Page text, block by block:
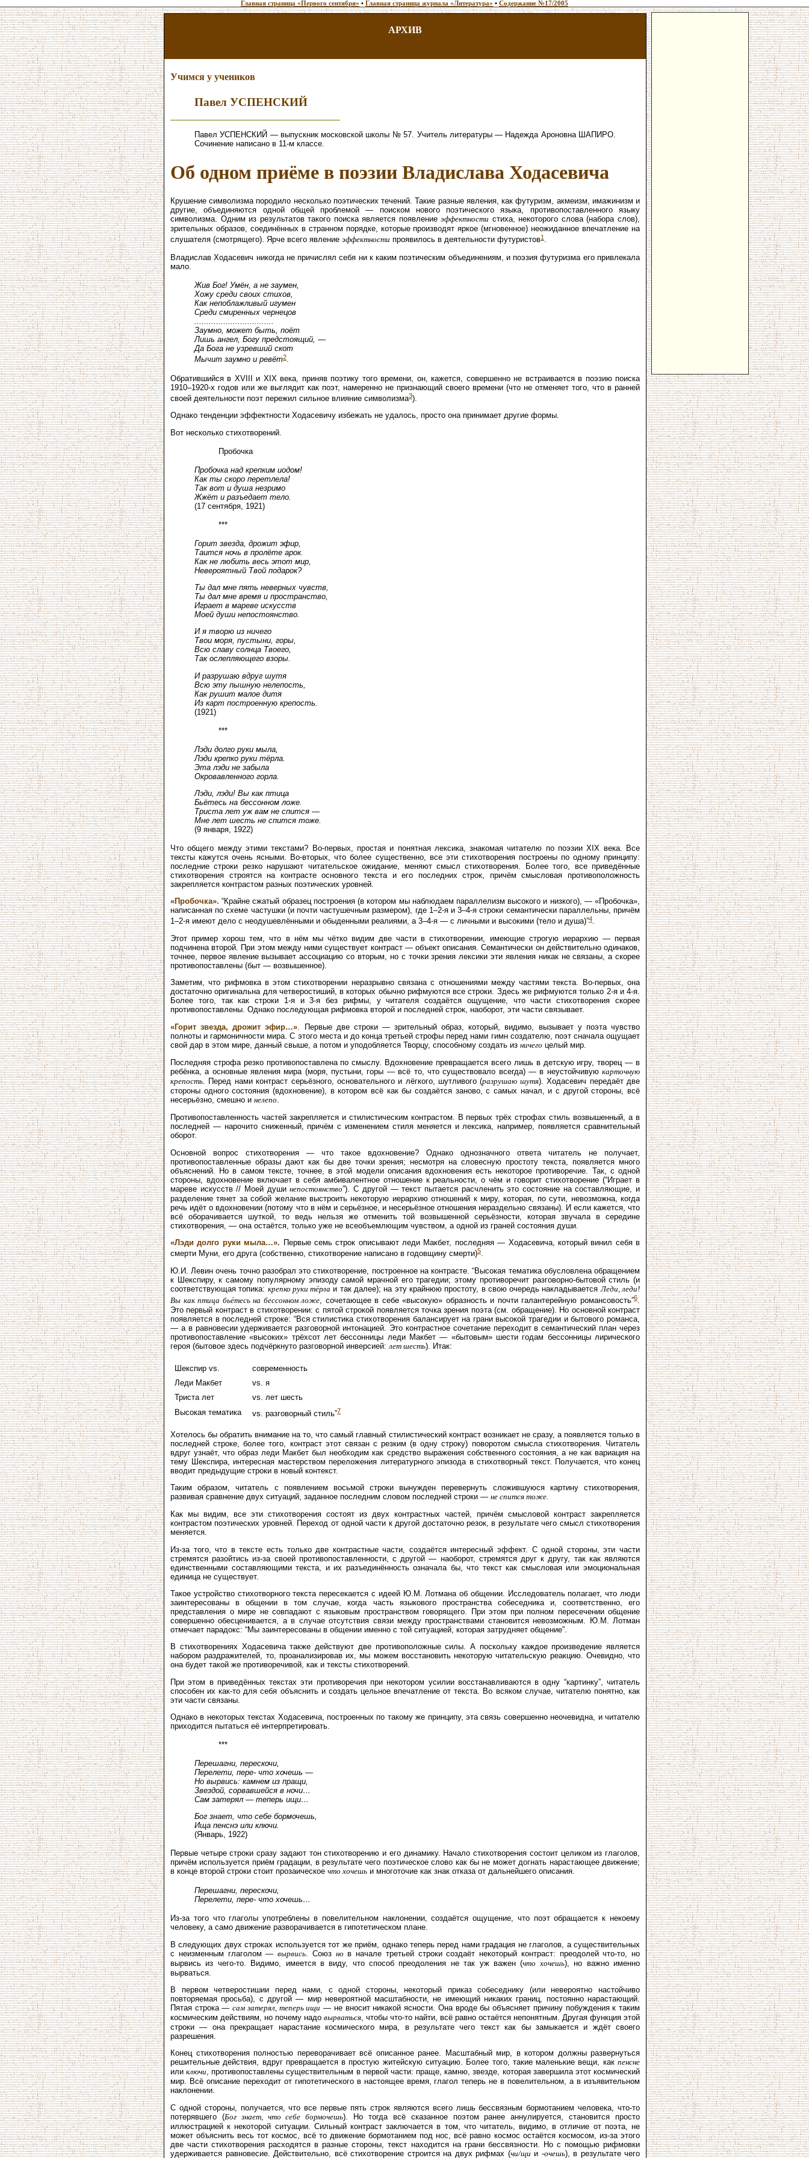
Главная страница «Первого сентября» • Главная страница журнала «Литература» • Содержание №17/2005
АРХИВ
Учимся у учеников
Павел УСПЕНСКИЙ
Павел УСПЕНСКИЙ — выпускник московской школы № 57. Учитель литературы — Надежда Ароновна ШАПИРО.
Сочинение написано в 11-м классе.
Об одном приёме в поэзии Владислава Ходасевича
Крушение символизма породило несколько поэтических течений. Такие разные явления, как футуризм, акмеизм, имажинизм и
другие, объединяются одной общей проблемой — поиском нового поэтического языка, противопоставленного языку
символизма. Одним из результатов такого поиска является появлениеэффектности стиха, некоторого слова (набора слов),
зрительных образов, соединённых в странном порядке, которые производят яркое (мгновенное) неожиданное впечатление на
слушателя (смотрящего). Ярче всего явление эффектности проявилось в деятельности футуристов1 .
Владислав Ходасевич никогда не причислял себя ни к каким поэтическим объединениям, и поэзия футуризма его привлекала
мало.
Жив Бог! Умён, а не заумен,
Хожу среди своих стихов,
Как непоблажливый игумен
Среди смиренных чернецов
.................................
Заумно, может быть, поёт
Лишь ангел, Богу предстоящий, —
Да Бога не узревший скот
Мычит заумно и ревёт2.
Обратившийся в XVIII и XIX века, приняв поэтику того времени, он, кажется, совершенно не встраивается в поэзию поиска
1910–1920-х годов или же выглядит как поэт, намеренно не признающий своего времени (что не отменяет того, что в ранней
своей деятельности поэт пережил сильное влияние символизма3).
Однако тенденции эффектности Ходасевичу избежать не удалось, просто она принимает другие формы.
Вот несколько стихотворений.
Пробочка
Пробочка над крепким иодом!
Как ты скоро перетлела!
Так вот и душа незримо
Жжёт и разъедает тело.
(17 сентября, 1921)
***
Горит звезда, дрожит эфир,
Таится ночь в пролёте арок.
Как не любить весь этот мир,
Невероятный Твой подарок?
Ты дал мне пять неверных чувств,
Ты дал мне время и пространство,
Играет в мареве искусств
Моей души непостоянство.
И я творю из ничего
Твои моря, пустыни, горы,
Всю славу солнца Твоего,
Так ослепляющего взоры.
И разрушаю вдруг шутя
Всю эту пышную нелепость,
Как рушит малое дитя
Из карт построенную крепость.
(1921)
***
Лэди долго руки мыла,
Лэди крепко руки тёрла.
Эта лэди не забыла
Окровавленного горла.
Лэди, лэди! Вы как птица
Бьётесь на бессонном ложе.
Триста лет уж вам не спится —
Мне лет шесть не спится тоже.
(9 января, 1922)
Что общего между этими текстами? Во-первых, простая и понятная лексика, знакомая читателю по поэзии XIX века. Все
тексты кажутся очень ясными. Во-вторых, что более существенно, все эти стихотворения построены по одному принципу:
последние строки резко нарушают читательское ожидание, меняют смысл стихотворения. Более того, все приведённые
стихотворения строятся на контрасте основного текста и его последних строк, причём смысловая противоположность
закрепляется контрастом разных поэтических уровней.
«Пробочка».“Крайне сжатый образец построения (в котором мы наблюдаем параллелизм высокого и низкого), — «Пробочка»,
написанная по схеме частушки (и почти частушечным размером), где 1–2-я и 3–4-я строки семантически параллельны, причём
1–2-я имеют дело с неодушевлёнными и обыденными реалиями, а 3–4-я — с личными и высокими (тело и душа)”4.
Этот пример хорош тем, что в нём мы чётко видим две части в стихотворении, имеющие строгую иерархию — первая
подчинена второй. При этом между ними существует контраст — объект описания. Семантически он действительно одинаков,
точнее, первое явление вызывает ассоциацию со вторым, но с точки зрения лексики эти явления никак не связаны, а скорее
противопоставлены (быт — возвышенное).
Заметим, что рифмовка в этом стихотворении неразрывно связана с отношениями между частями текста. Во-первых, она
достаточно оригинальна для четверостиший, в которых обычно рифмуются все строки. Здесь же рифмуются только 2-я и 4-я.
Более того, так как строки 1-я и 3-я без рифмы, у читателя создаётся ощущение, что части стихотворения скорее
противопоставлены. Однако последующая рифмовка второй и последней строк, наоборот, эти части связывает.
«Горит звезда, дрожит эфир…» . Первые две строки — зрительный образ, который, видимо, вызывает у поэта чувство
полноты и гармоничности мира. С этого места и до конца третьей строфы перед нами гимн создателю, поэт сначала ощущает
свой дар в этом мире, данный свыше, а потом и уподобляется Творцу, способному создать из ничего целый мир.
Последняя строфа резко противопоставлена по смыслу. Вдохновение превращается всего лишь в детскую игру, творец — в
ребёнка, а основные явления мира (моря, пустыни, горы — всё то, что существовало всегда) — в неустойчивую карточную
крепость . Перед нами контраст серьёзного, основательного и лёгкого, шутливого (разрушаю шутя). Ходасевич передаёт две
стороны одного состояния (вдохновение), в котором всё как бы создаётся заново, с самых начал, и с другой стороны, всё
несерьёзно, смешно и нелепо
Противопоставленность частей закрепляется и стилистическим контрастом. В первых трёх строфах стиль возвышенный, а в
последней — нарочито сниженный, причём с изменением стиля меняется и лексика, например, появляется сравнительный
оборот.
Основной вопрос стихотворения — что такое вдохновение? Однако однозначного ответа читатель не получает,
противопоставленные образы дают как бы две точки зрения; несмотря на словесную простоту текста, появляется много
объяснений. Но в самом тексте, точнее, в этой модели описания вдохновения есть некоторое противоречие. Так, с одной
стороны, вдохновение включает в себя амбивалентное отношение к реальности, о чём и говорит стихотворение (“Играет в
мареве искусств // Моей душинепостоянство”). С другой — текст пытается расчленить это состояние на составляющие, и
разделение тянет за собой желание выстроить некоторую иерархию отношений к миру, которая, по сути, невозможна, когда
речь идёт о вдохновении (потому что в нём и серьёзное, и несерьёзное отношения нераздельно связаны). И если кажется, что
всё оборачивается шуткой, то ведь нельзя же отменить той возвышенной серьёзности, которая звучала в середине
стихотворения, — она остаётся, только уже не всеобъемлющим чувством, а одной из граней состояния души.
«Лэди долго руки мыла…». Первые семь строк описывают леди Макбет, последняя — Ходасевича, который винил себя в
смерти Муни, его друга (собственно, стихотворение написано в годовщину смерти)5.
Ю.И. Левин очень точно разобрал это стихотворение, построенное на контрасте. “Высокая тематика обусловлена обращением
к Шекспиру, к самому популярному эпизоду самой мрачной его трагедии; этому противоречит разговорно-бытовой стиль (и
соответствующая топика: крепко руки тёрла и так далее); на эту крайнюю простоту, в свою очередь накладываетсяЛеди, леди!
Вы как птица бьётесь на бессонном ложе, сочетающее в себе «высокую» образность и почти галантерейную романсовость”6.
Это первый контраст в стихотворении: с пятой строкой появляется точка зрения поэта (см. обращение). Но основной контраст
появляется в последней строке: “Вся стилистика стихотворения балансирует на грани высокой трагедии и бытового романса,
— а в равновесии удерживается разговорной интонацией. Это контрастное сочетание переходит в семантический план через
противопоставление «высоких» трёхсот лет бессонницы леди Макбет — «бытовым» шести годам бессонницы лирического
героя (бытовое здесь подчёркнуто разговорной инверсией:лет шесть). Итак:
Шекспир vs.
современность
Леди Макбет
vs. я
Триста лет
vs. лет шесть
Высокая тематика
vs. разговорный стиль”7
Хотелось бы обратить внимание на то, что самый главный стилистический контраст возникает не сразу, а появляется только в
последней строке, более того, контраст этот связан с резким (в одну строку) поворотом смысла стихотворения. Читатель
вдруг узнаёт, что образ леди Макбет был необходим как средство выражения собственного состояния, а не как вариация на
тему Шекспира, интересная мастерством переложения литературного эпизода в стихотворный текст. Получается, что конец
вводит предыдущие строки в новый контекст.
Таким образом, читатель с появлением восьмой строки вынужден перевернуть сложившуюся картину стихотворения,
развивая сравнение двух ситуаций, заданное последним словом последней строки — не спится тоже.
Как мы видим, все эти стихотворения состоят из двух контрастных частей, причём смысловой контраст закрепляется
контрастом поэтических уровней. Переход от одной части к другой достаточно резок, в результате чего смысл стихотворения
меняется.
Из-за того, что в тексте есть только две контрастные части, создаётся интересный эффект. С одной стороны, эти части
стремятся разойтись из-за своей противопоставленности, с другой — наоборот, стремятся друг к другу, так как являются
единственными составляющими текста, и их разъединённость означала бы, что текст как смысловая или эмоциональная
единица не существует.
Такое устройство стихотворного текста пересекается с идеей Ю.М. Лотмана об общении. Исследователь полагает, что люди
заинтересованы в общении в том случае, когда часть языкового пространства собеседника и, соответственно, его
представления о мире не совпадают с языковым пространством говорящего. При этом при полном пересечении общение
совершенно обесценивается, а в случае отсутствия связи между пространствами становится невозможным. Ю.М. Лотман
отмечает парадокс: “Мы заинтересованы в общении именно с той ситуацией, которая затрудняет общение”.
В стихотворениях Ходасевича также действуют две противоположные силы. А поскольку каждое произведение является
набором раздражителей, то, проанализировав их, мы можем восстановить некоторую читательскую реакцию. Очевидно, что
она будет такой же противоречивой, как и тексты стихотворений.
При этом в приведённых текстах эти противоречия при некотором усилии восстанавливаются в одну “картинку”, читатель
способен их как-то для себя объяснить и создать цельное впечатление от текста. Во всяком случае, читателю понятно, как
эти части связаны.
Однако в некоторых текстах Ходасевича, построенных по такому же принципу, эта связь совершенно неочевидна, и читателю
приходится пытаться её интерпретировать.
***
Перешагни, перескочи,
Перелети, пере- что хочешь —
Но вырвись: камнем из пращи,
Звездой, сорвавшейся в ночи…
Сам затерял — теперь ищи…
Бог знает, что себе бормочешь,
Ища пенснэ или ключи.
(Январь, 1922)
Первые четыре строки сразу задают тон стихотворению и его динамику. Начало стихотворения состоит целиком из глаголов,
причём используется приём градации, в результате чего поэтическое слово как бы не может догнать нарастающее движение;
в конце второй строки стоит прозаическое что хочешь и многоточие как знак отказа от дальнейшего описания.
Перешагни, перескочи,
Перелети, пере- что хочешь…
Из-за того что глаголы употреблены в повелительном наклонении, создаётся ощущение, что поэт обращается к некоему
человеку, а само движение разворачивается в гипотетическом плане.
В следующих двух строках используется тот же приём, однако теперь перед нами градация не глаголов, а существительных
с неизменным глаголом — вырвись . Союз но в начале третьей строки создаёт некоторый контраст: преодолей что-то, но
вырвись из чего-то. Видимо, имеется в виду, что способ преодоления не так уж важен (что хочешь), но важно именно
вырваться.
В первом четверостишии перед нами, с одной стороны, некоторый приказ собеседнику (или невероятно настойчиво
повторяемая просьба), с другой — мир невероятной масштабности, не имеющий никаких границ, постоянно нарастающий.
Пятая строка —сам затерял, теперь ищи — не вносит никакой ясности. Она вроде бы объясняет причину побуждения к таким
космическим действиям, но почему надо вырваться, чтобы что-то найти, всё равно остаётся непонятным. Другая функция этой
строки — она прекращает нарастание космического мира, в результате чего текст как бы замыкается и ждёт своего
разрешения.
Конец стихотворения полностью переворачивает всё описанное ранее. Масштабный мир, в котором должны развернуться
решительные действия, вдруг превращается в простую житейскую ситуацию. Более того, такие маленькие вещи, как пенсне
илиключи, противопоставлены существительным в первой части: праще, камню, звезде, которая завершила этот космический
мир. Всё описание переходит от гипотетического в настоящее время, глагол теперь не в повелительном, а в изъявительном
наклонении.
С одной стороны, получается, что все первые пять строк являются всего лишь бессвязным бормотанием человека, что-то
потерявшего (Бог знает, что себе бормочешь). Но тогда всё сказанное поэтом ранее аннулируется, становится просто
иллюстрацией к некоторой ситуации. Сильный контраст заключается в том, что читатель, видимо, в отличие от поэта, не
может объяснить весь тот космос, всё то движение бормотанием под нос, всё равно космос остаётся космосом, из-за этого
две части стихотворения расходятся в разные стороны, текст находится на грани бессвязности. Но с помощью рифмовки
удерживается равновесие. Действительно, всё стихотворение строится на двух рифмах (чи/щи и -очешь), в результате чего